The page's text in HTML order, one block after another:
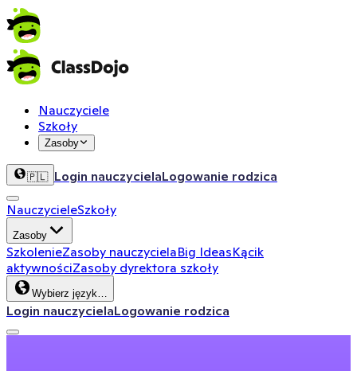
Nauczyciele
Szkoły
Zasoby
🇵🇱 Login nauczycielaLogowanie rodzica
NauczycieleSzkoły
Zasoby
SzkolenieZasoby nauczycielaBig IdeasKącik
aktywnościZasoby dyrektora szkoły
Wybierz język…
Login nauczycielaLogowanie rodzica